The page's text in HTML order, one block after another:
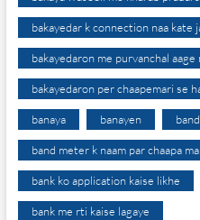
bakayedar k connection naa kate
bakayedaron me purvanchal
bakayedaron per chaapemari se
banaya banayen band
band meter k naam par chaapa
bank ko application kaise likhe
bank me rti kaise lagaye